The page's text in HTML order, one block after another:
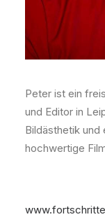
Peter ist ein
und Editor in
Bildästhetik
hochwertige